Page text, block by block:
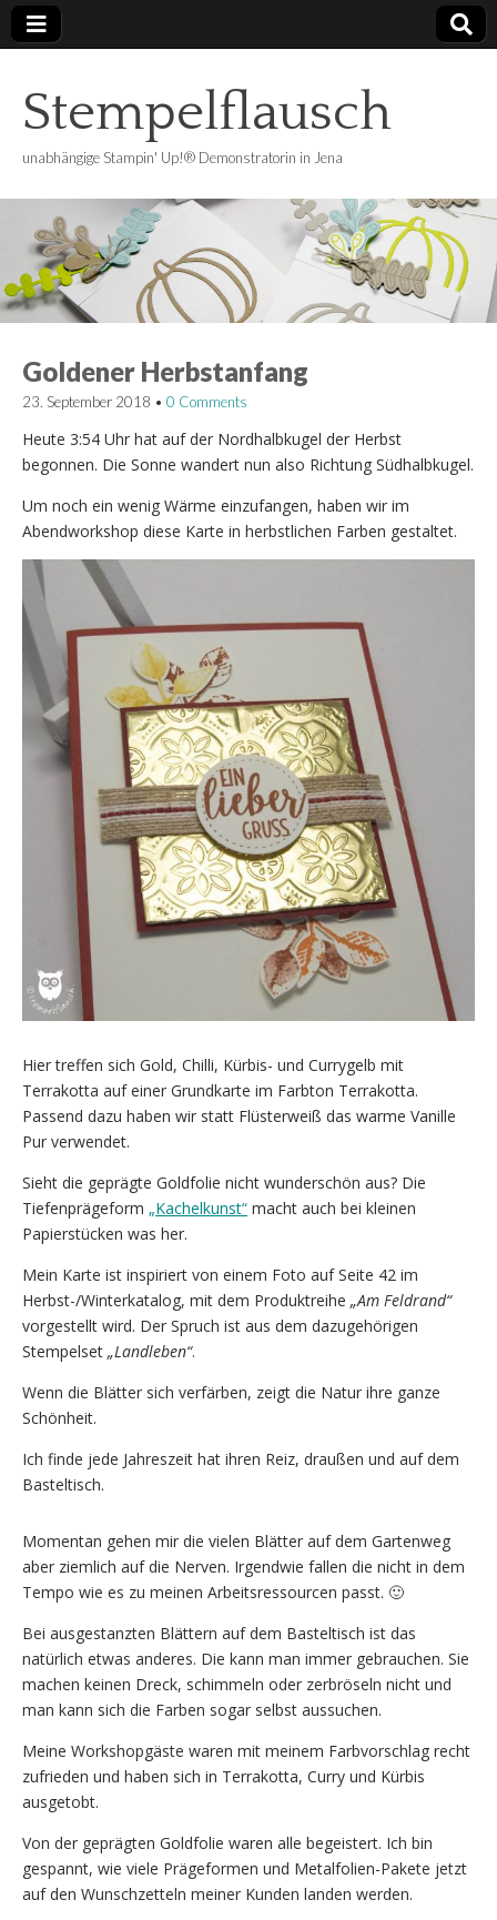
Stempelflausch
unabhängige Stampin' Up!® Demonstratorin in Jena
Goldener Herbstanfang
23. September 2018 • 0 Comments
Heute 3:54 Uhr hat auf der Nordhalbkugel der Herbst
begonnen. Die Sonne wandert nun also Richtung Südhalbkugel.
Um noch ein wenig Wärme einzufangen, haben wir im
Abendworkshop diese Karte in herbstlichen Farben gestaltet.
Hier treffen sich Gold, Chilli, Kürbis- und Currygelb mit
Terrakotta auf einer Grundkarte im Farbton Terrakotta.
Passend dazu haben wir statt Flüsterweiß das warme Vanille
Pur verwendet.
Sieht die geprägte Goldfolie nicht wunderschön aus? Die
Tiefenprägeform „Kachelkunst“ macht auch bei kleinen
Papierstücken was her.
Mein Karte ist inspiriert von einem Foto auf Seite 42 im
Herbst-/Winterkatalog, mit dem Produktreihe „Am Feldrand“
vorgestellt wird. Der Spruch ist aus dem dazugehörigen
Stempelset „Landleben“.
Wenn die Blätter sich verfärben, zeigt die Natur ihre ganze
Schönheit.
Ich finde jede Jahreszeit hat ihren Reiz, draußen und auf dem
Basteltisch.
Momentan gehen mir die vielen Blätter auf dem Gartenweg
aber ziemlich auf die Nerven. Irgendwie fallen die nicht in dem
Tempo wie es zu meinen Arbeitsressourcen passt. 🙂
Bei ausgestanzten Blättern auf dem Basteltisch ist das
natürlich etwas anderes. Die kann man immer gebrauchen. Sie
machen keinen Dreck, schimmeln oder zerbröseln nicht und
man kann sich die Farben sogar selbst aussuchen.
Meine Workshopgäste waren mit meinem Farbvorschlag recht
zufrieden und haben sich in Terrakotta, Curry und Kürbis
ausgetobt.
Von der geprägten Goldfolie waren alle begeistert. Ich bin
gespannt, wie viele Prägeformen und Metalfolien-Pakete jetzt
auf den Wunschzetteln meiner Kunden landen werden.